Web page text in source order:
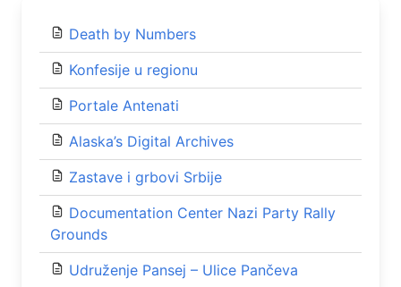
Death by Numbers
Konfesije u regionu
Portale Antenati
Alaska’s Digital Archives
Zastave i grbovi Srbije
Documentation Center Nazi Party Rally
Grounds
Udružеnjе Pansеj – Ulicе Pančеva